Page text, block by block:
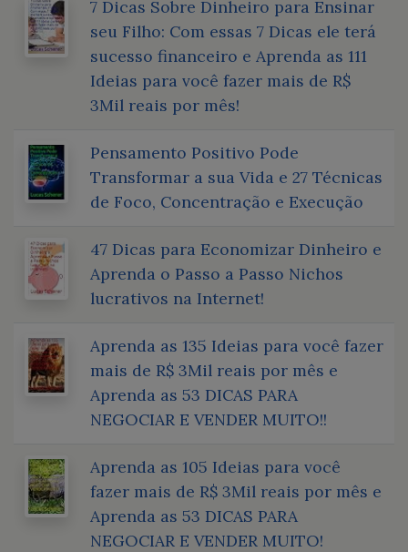
7 Dicas Sobre Dinheiro para Ensinar
seu Filho: Com essas 7 Dicas ele terá
sucesso financeiro e Aprenda as 111
Ideias para você fazer mais de R$
3Mil reais por mês!
Pensamento Positivo Pode
Transformar a sua Vida e 27 Técnicas
de Foco, Concentração e Execução
47 Dicas para Economizar Dinheiro e
Aprenda o Passo a Passo Nichos
lucrativos na Internet!
Aprenda as 135 Ideias para você fazer
mais de R$ 3Mil reais por mês e
Aprenda as 53 DICAS PARA
NEGOCIAR E VENDER MUITO!!
Aprenda as 105 Ideias para você
fazer mais de R$ 3Mil reais por mês e
Aprenda as 53 DICAS PARA
NEGOCIAR E VENDER MUITO!